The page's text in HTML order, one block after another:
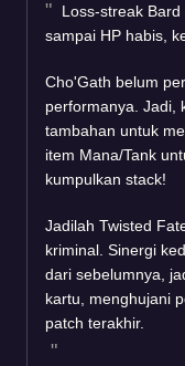
Loss-streak
sampai HP habis,
Cho'Gath belum
performanya. Jadi,
tambahan untuk
item Mana/Tank
kumpulkan stack!
Jadilah Twisted
kriminal. Sinergi
dari sebelumnya,
kartu, menghujani
patch terakhir.